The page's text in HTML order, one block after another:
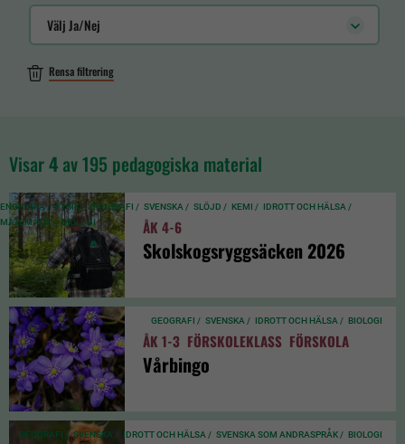
Välj Ja/Nej
Rensa filtrering
Visar4 av 195 pedagogiska material
ENGELSKA / FYSIK / GEOGRAFI / SVENSKA / SLÖJD / KEMI / IDROTT OCH HÄLSA /
MATEMATIK /
BIOLOGI ÅK 4-6
Skolskogsryggsäcken 2026
GEOGRAFI / SVENSKA / IDROTT OCH HÄLSA / BIOLOGI
ÅK 1-3 FÖRSKOLEKLASS FÖRSKOLA
Vårbingo
GEOGRAFI / SVENSKA / IDROTT OCH HÄLSA / SVENSKA SOM ANDRASPRÅK / BIOLOGI